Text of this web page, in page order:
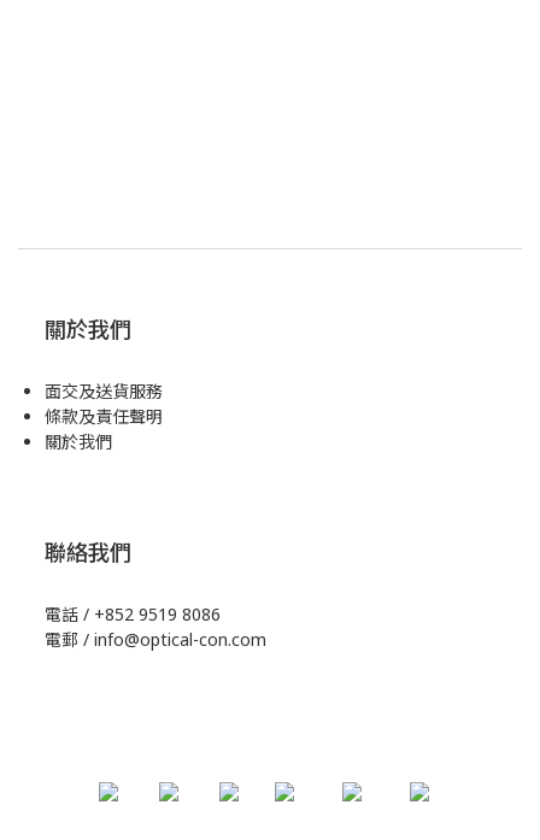
關於我們
面交及送貨服務
條款及責任聲明
關於我們
聯絡我們
電話 / +852 9519 8086
電郵 / info@optical-con.com